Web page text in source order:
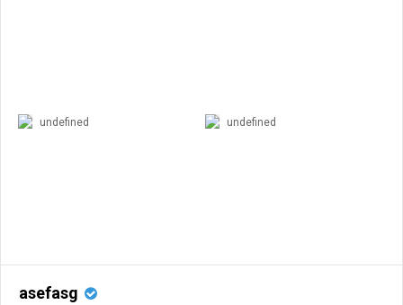
undefined undefined
asefasg